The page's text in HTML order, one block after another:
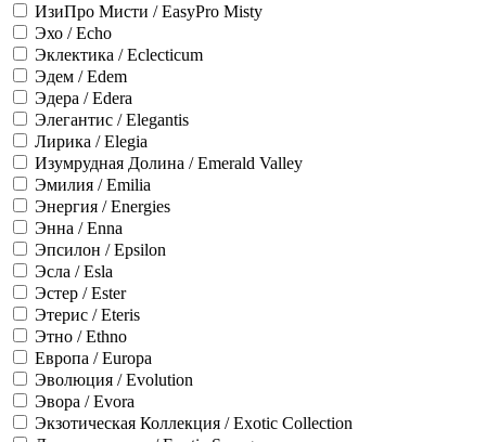
ИзиПро Мисти / EasyPro Misty
Эхо / Echo
Эклектика / Eclecticum
Эдем / Edem
Эдера / Edera
Элегантис / Elegantis
Лирика / Elegia
Изумрудная Долина / Emerald Valley
Эмилия / Emilia
Энергия / Energies
Энна / Enna
Эпсилон / Epsilon
Эсла / Esla
Эстер / Ester
Этерис / Eteris
Этно / Ethno
Европа / Europa
Эволюция / Evolution
Эвора / Evora
Экзотическая Коллекция / Exotic Collection